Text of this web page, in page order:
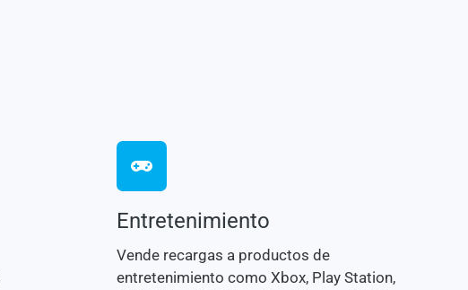
Entretenimiento
Vende recargas a productos de
entretenimiento como Xbox, Play Station,